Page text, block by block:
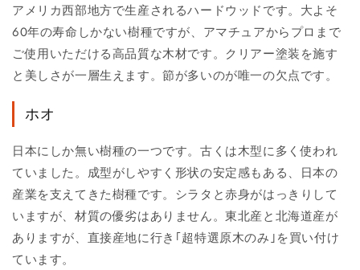
アメリカ西部地方で生産されるハードウッドです。大よそ
60年の寿命しかない樹種ですが、アマチュアからプロまで
ご使用いただける高品質な木材です。クリアー塗装を施す
と美しさが一層生えます。節が多いのが唯一の欠点です。
ホオ
日本にしか無い樹種の一つです。古くは木型に多く使われ
ていました。成型がしやすく形状の安定感もある、日本の
産業を支えてきた樹種です。シラタと赤身がはっきりして
いますが、材質の優劣はありません。東北産と北海道産が
ありますが、直接産地に行き｢超特選原木のみ｣を買い付け
ています。